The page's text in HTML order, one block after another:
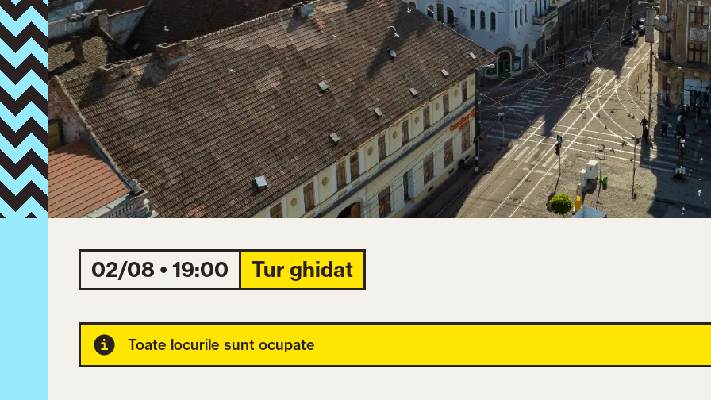
02/08 • 19:00 Tur ghidat
Toate locurile sunt ocupate